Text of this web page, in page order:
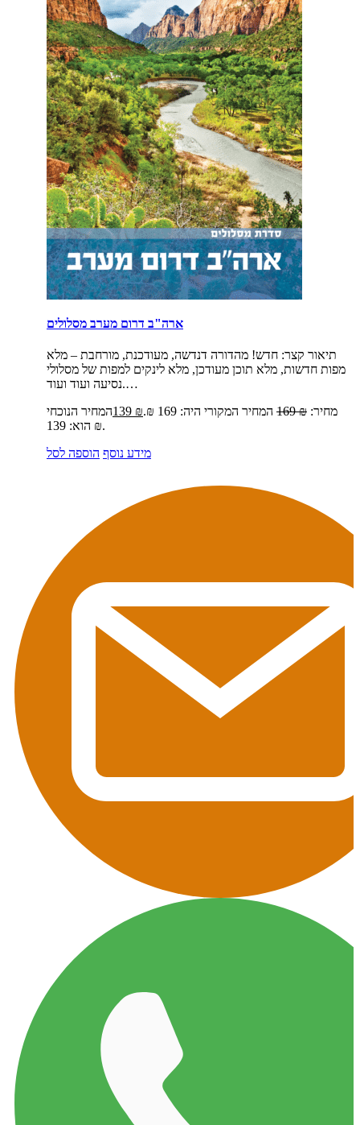
ארה"ב דרום מערב מסלולים
תיאור קצר: חדש! מהדורה דנדשה, מעודכנת, מורחבת – מלא
מפות חדשות, מלא תוכן מעודכן, מלא לינקים למפות של מסלולי
נסיעה ועוד ועוד.…
מחיר:
169₪ המחיר המקורי היה: 169 ₪. 139 ₪
המחיר הנוכחי
הוא: 139 ₪.
מידע נוסף הוספה לסל